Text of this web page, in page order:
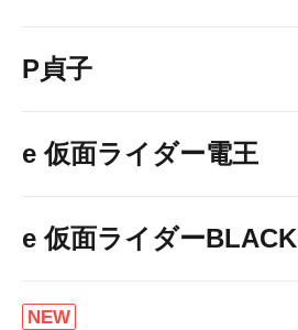
P貞子
e 仮面ライダー電王
e 仮面ライダーBLACK
NEW